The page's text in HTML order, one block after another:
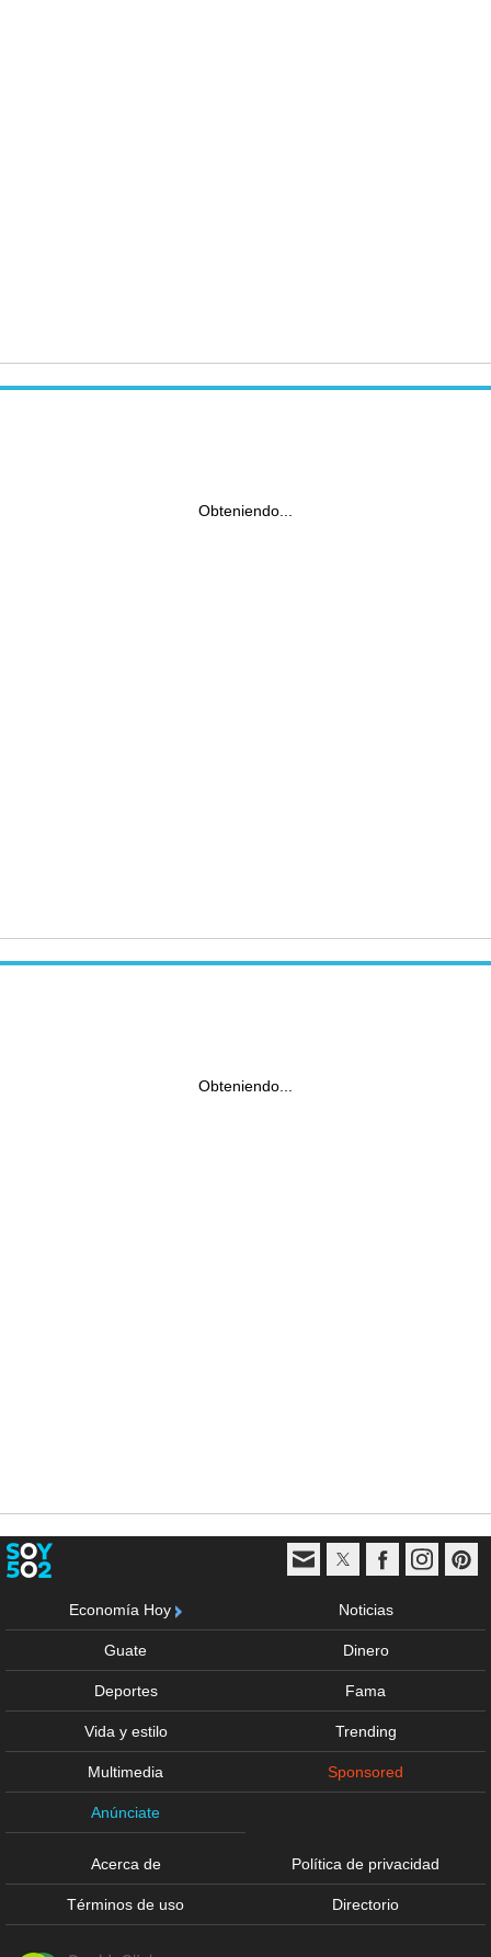
Obteniendo...
Obteniendo...
Economía Hoy Noticias
Guate Dinero
Deportes Fama
Vida y estilo Trending
Multimedia Sponsored
Anúnciate
Acerca de Política de privacidad
Términos de uso Directorio